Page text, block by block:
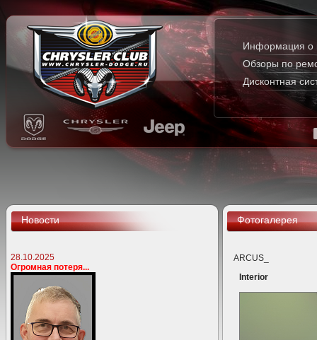
Информация о
Обзоры по
Дисконтная
Новости
28.10.2025
Огромная потеря...
Фотогалерея
ARCUS_
Interior